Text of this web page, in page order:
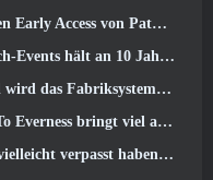
von Path of Exile 2 kostenlos
hält an 10 Jahresjubiläum
Fabriksystem verbessern
bringt viel auf den Tisch
die Teil des Steam Ocean Fest sind